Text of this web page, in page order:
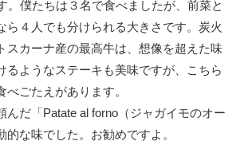
。僕たちは３名で食べましたが、前菜と
ら４人でも分けられる大きさです。炭火
スカーナ産の最高牛は、想像を超えた味
るようなステーキも美味ですが、こちら
ごたえがあります。
んだ「Patate al forno（ジャガイモのオー
的な味でした。お勧めですよ。